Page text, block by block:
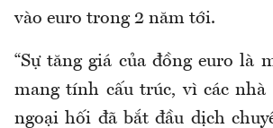
vào euro trong 2 năm tới.
“Sự tăng giá của đồng euro là
mang tính cấu trúc, vì các
ngoại hối đã bắt đầu dịch